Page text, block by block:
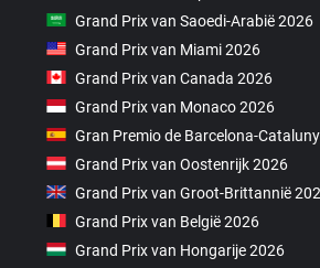
Grand Prix van Saoedi-Arabië 2026
Grand Prix van Miami 2026
Grand Prix van Canada 2026
Grand Prix van Monaco 2026
Gran Premio de Barcelona-
Grand Prix van Oostenrijk 2026
Grand Prix van Groot-Brittannië
Grand Prix van België 2026
Grand Prix van Hongarije 2026